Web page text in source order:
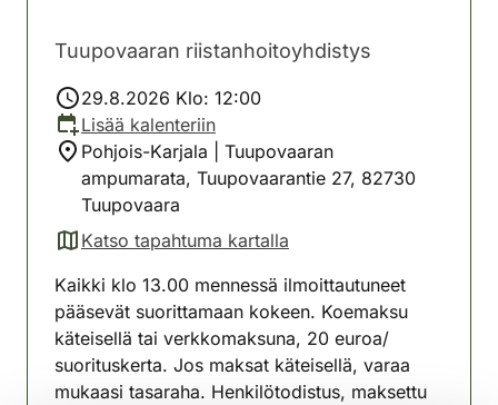
Tuupovaaran riistanhoitoyhdistys
29.8.2026 Klo: 12:00
Lisää kalenteriin
Pohjois-Karjala | Tuupovaaran
ampumarata, Tuupovaarantie 27, 82730
Tuupovaara
Katso tapahtuma kartalla
(avautuu uuteen välilehteen)
Kaikki klo 13.00 mennessä ilmoittautuneet
pääsevät suorittamaan kokeen. Koemaksu
käteisellä tai verkkomaksuna, 20 euroa/
suorituskerta. Jos maksat käteisellä, varaa
mukaasi tasaraha. Henkilötodistus, maksettu